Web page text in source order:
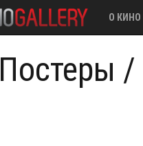
О КИНО
Постеры /